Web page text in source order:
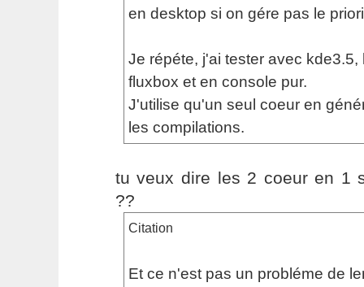
en desktop si on gére pas le
Je répéte, j'ai tester avec kde3.5,
fluxbox et en console pur.
J'utilise qu'un seul coeur en
les compilations.
tu veux dire les 2 coeur en 1
??
Citation
Et ce n'est pas un probléme de